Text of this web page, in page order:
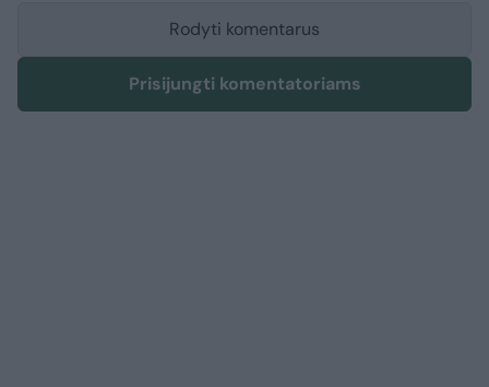
Rodyti komentarus
Prisijungti komentatoriams